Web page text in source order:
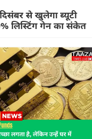
से खुलेगा ब्यूटी
लिस्टिंग गेन का संकेत